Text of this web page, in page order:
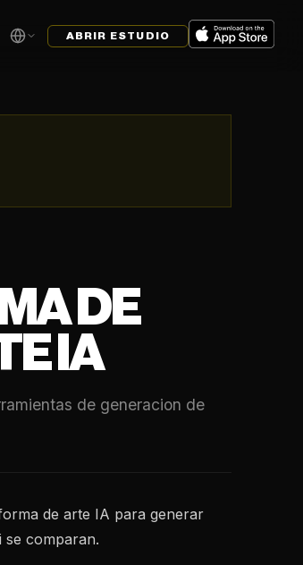
ABRIR ESTUDIO
DE
IA
de generacion de
de arte IA para generar
se comparan.